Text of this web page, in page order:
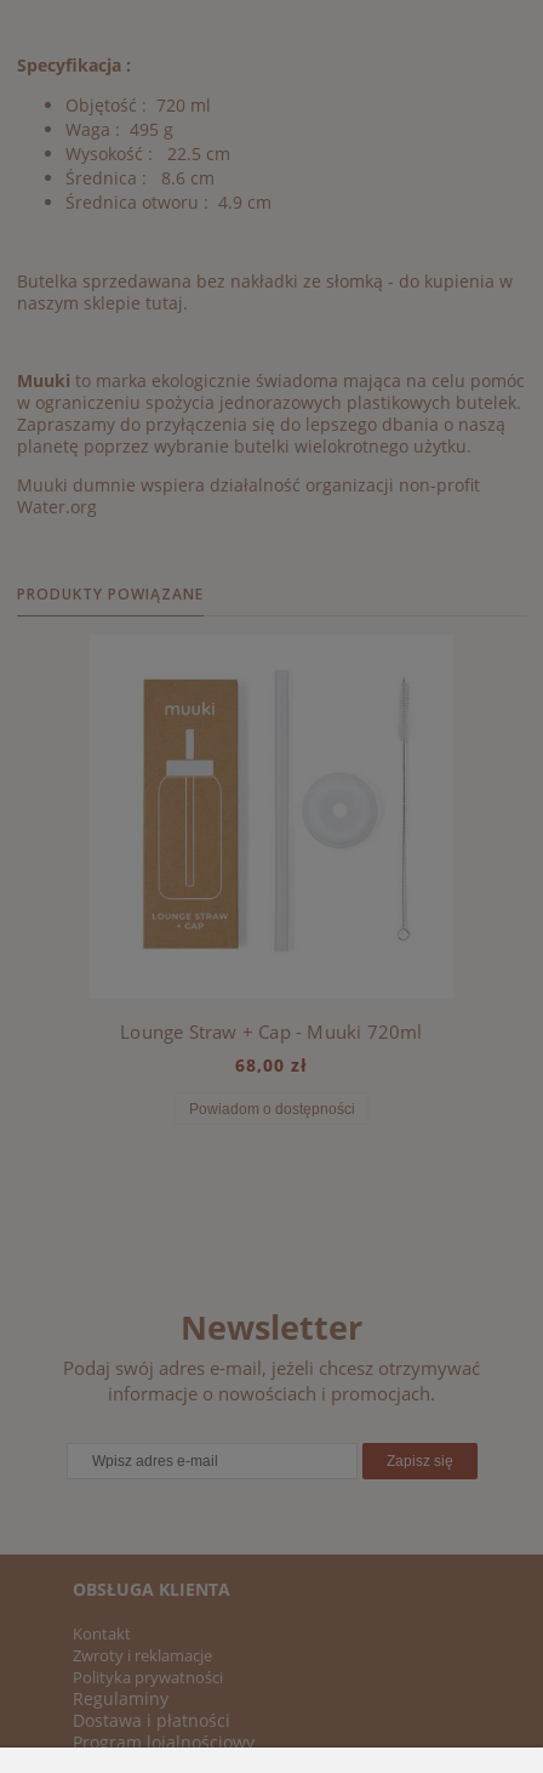
Specyfikacja :
Objętość : 720 ml
Waga : 495 g
Wysokość : 22.5 cm
Średnica : 8.6 cm
Średnica otworu : 4.9 cm
Butelka sprzedawana bez nakładki ze słomką - do kupienia w
naszym sklepie tutaj.
Muuki to marka ekologicznie świadoma mająca na celu pomóc
w ograniczeniu spożycia jednorazowych plastikowych butelek.
Zapraszamy do przyłączenia się do lepszego dbania o naszą
planetę poprzez wybranie butelki wielokrotnego użytku.
Muuki dumnie wspiera działalność organizacji non-profit
Water.org
PRODUKTY POWIĄZANE
Lounge Straw + Cap - Muuki 720ml
68,00 zł
Powiadom o dostępności
Newsletter
Podaj swój adres e-mail, jeżeli chcesz otrzymywać
informacje o nowościach i promocjach.
Zapisz się
OBSŁUGA KLIENTA
Kontakt
Zwroty i reklamacje
Polityka prywatności
Regulaminy
Dostawa i płatności
Program lojalnościowy